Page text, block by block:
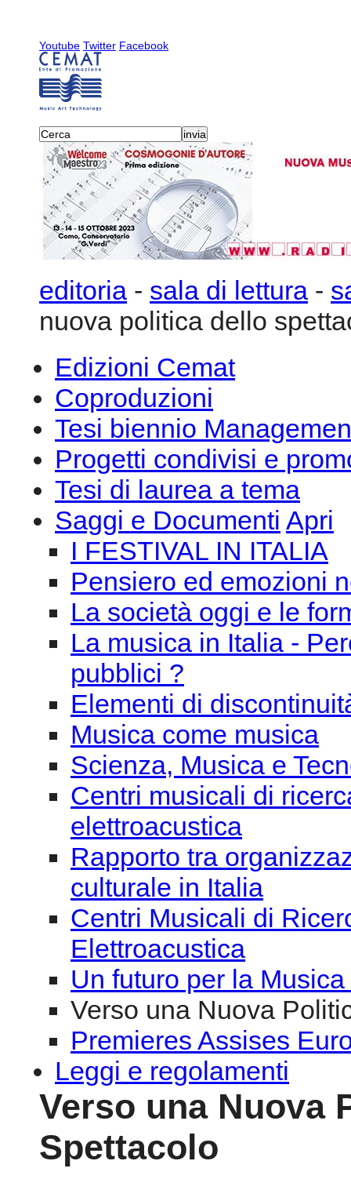
Youtube Twitter Facebook
editoria - sala di lettura -
nuova politica dello
Edizioni Cemat
Coproduzioni
Tesi biennio
Progetti condivisi e
Tesi di laurea a tema
Saggi e Documenti Apri
I FESTIVAL IN ITALIA
Pensiero ed emozioni
La società oggi e le
La musica in Italia -
pubblici ?
Elementi di
Musica come musica
Scienza, Musica e
Centri musicali di
elettroacustica
Rapporto tra
culturale in Italia
Centri Musicali di
Elettroacustica
Un futuro per la
Verso una Nuova
Premieres Assises
Leggi e regolamenti
Verso una Nuova
Spettacolo